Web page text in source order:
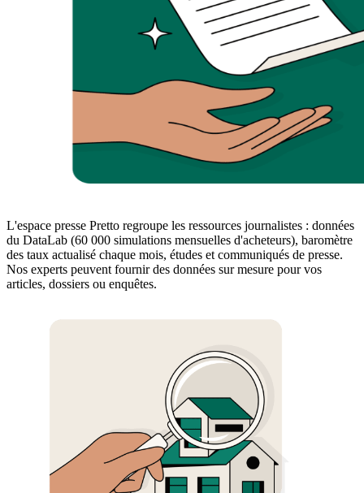
L'espace presse Pretto regroupe les ressources journalistes : données
du DataLab (60 000 simulations mensuelles d'acheteurs), baromètre
des taux actualisé chaque mois, études et communiqués de presse.
Nos experts peuvent fournir des données sur mesure pour vos
articles, dossiers ou enquêtes.